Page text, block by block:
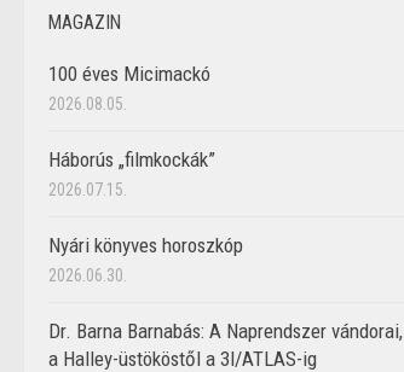
MAGAZIN
100 éves Micimackó
2026.08.05.
Háborús „filmkockák”
2026.07.15.
Nyári könyves horoszkóp
2026.06.30.
Dr. Barna Barnabás: A Naprendszer vándorai,
a Halley-üstököstől a 3I/ATLAS-ig